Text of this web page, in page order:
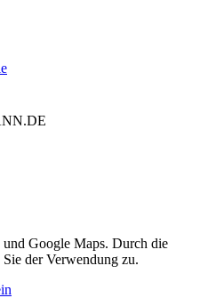
Google Maps. Durch die
der Verwendung zu.